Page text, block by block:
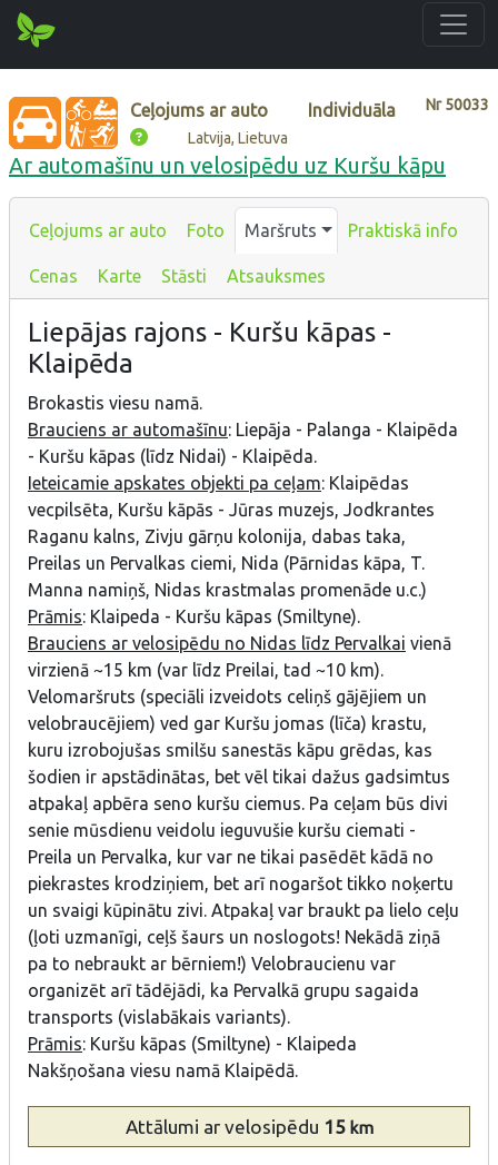
Nr50033
Ceļojums ar auto Individuāla
Latvija, Lietuva
Ar automašīnu un velosipēdu uz Kuršu kāpu
Ceļojums ar auto Foto Maršruts Praktiskā info
Cenas Karte Stāsti Atsauksmes
Liepājas rajons - Kuršu kāpas -
Klaipēda
Brokastis viesu namā.
Brauciens ar automašīnu: Liepāja - Palanga - Klaipēda
- Kuršu kāpas (līdz Nidai) - Klaipēda.
Ieteicamie apskates objekti pa ceļam: Klaipēdas
vecpilsēta, Kuršu kāpās - Jūras muzejs, Jodkrantes
Raganu kalns, Zivju gārņu kolonija, dabas taka,
Preilas un Pervalkas ciemi, Nida (Pārnidas kāpa, T.
Manna namiņš, Nidas krastmalas promenāde u.c.)
Prāmis: Klaipeda - Kuršu kāpas (Smiltyne).
Brauciens ar velosipēdu no Nidas līdz Pervalkai vienā
virzienā ~15 km (var līdz Preilai, tad ~10 km).
Velomaršruts (speciāli izveidots celiņš gājējiem un
velobraucējiem) ved gar Kuršu jomas (līča) krastu,
kuru izrobojušas smilšu sanestās kāpu grēdas, kas
šodien ir apstādinātas, bet vēl tikai dažus gadsimtus
atpakaļ apbēra seno kuršu ciemus. Pa ceļam būs divi
senie mūsdienu veidolu ieguvušie kuršu ciemati -
Preila un Pervalka, kur var ne tikai pasēdēt kādā no
piekrastes krodziņiem, bet arī nogaršot tikko noķertu
un svaigi kūpinātu zivi. Atpakaļ var braukt pa lielo ceļu
(ļoti uzmanīgi, ceļš šaurs un noslogots! Nekādā ziņā
pa to nebraukt ar bērniem!) Velobraucienu var
organizēt arī tādējādi, ka Pervalkā grupu sagaida
transports (vislabākais variants).
Prāmis: Kuršu kāpas (Smiltyne) - Klaipeda
Nakšņošana viesu namā Klaipēdā.
Attālumi ar velosipēdu 15km